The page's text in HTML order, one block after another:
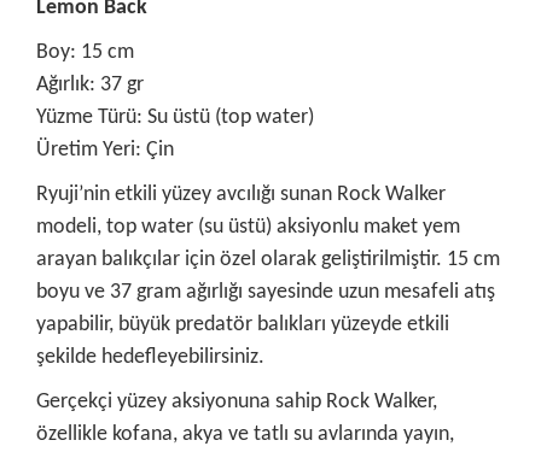
Lemon Back
Boy: 15 cm
Ağırlık: 37 gr
Yüzme Türü: Su üstü (top water)
Üretim Yeri: Çin
Ryuji’nin etkili yüzey avcılığı sunan Rock Walker
modeli, top water (su üstü) aksiyonlu maket yem
arayan balıkçılar için özel olarak geliştirilmiştir. 15 cm
boyu ve 37 gram ağırlığı sayesinde uzun mesafeli atış
yapabilir, büyük predatör balıkları yüzeyde etkili
şekilde hedefleyebilirsiniz.
Gerçekçi yüzey aksiyonuna sahip Rock Walker,
özellikle kofana, akya ve tatlı su avlarında yayın,